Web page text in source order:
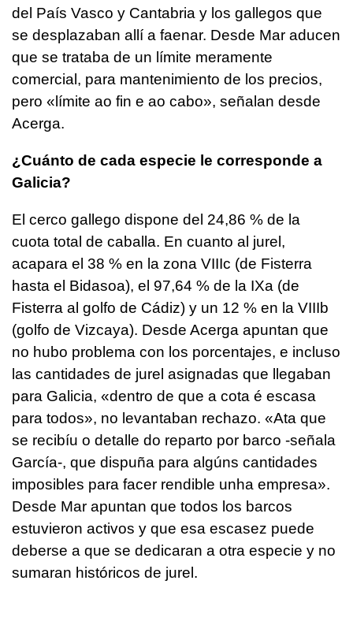
del País Vasco y Cantabria y los gallegos que
se desplazaban allí a faenar. Desde Mar aducen
que se trataba de un límite meramente
comercial, para mantenimiento de los precios,
pero «límite ao fin e ao cabo», señalan desde
Acerga.
¿Cuánto de cada especie le corresponde a
Galicia?
El cerco gallego dispone del 24,86 % de la
cuota total de caballa. En cuanto al jurel,
acapara el 38 % en la zona VIIIc (de Fisterra
hasta el Bidasoa), el 97,64 % de la IXa (de
Fisterra al golfo de Cádiz) y un 12 % en la VIIIb
(golfo de Vizcaya). Desde Acerga apuntan que
no hubo problema con los porcentajes, e incluso
las cantidades de jurel asignadas que llegaban
para Galicia, «dentro de que a cota é escasa
para todos», no levantaban rechazo. «Ata que
se recibíu o detalle do reparto por barco -señala
García-, que dispuña para algúns cantidades
imposibles para facer rendible unha empresa».
Desde Mar apuntan que todos los barcos
estuvieron activos y que esa escasez puede
deberse a que se dedicaran a otra especie y no
sumaran históricos de jurel.